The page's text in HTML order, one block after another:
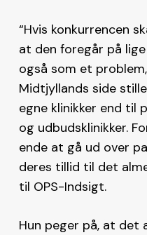
“Hvis konkurrencen
at den foregår på
også som et
Midtjyllands side
egne klinikker end til
og udbudsklinikker.
ende at gå ud over
deres tillid til det
til OPS-Indsigt.
Hun peger på, at det